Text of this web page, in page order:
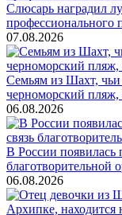
Слюсарь наградил
профессионального
07.08.2026
Семьям из Шахт, чьи
черноморский
06.08.2026
В России появилась
благотворительной
06.08.2026